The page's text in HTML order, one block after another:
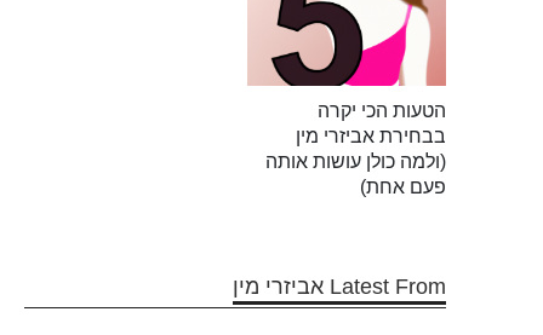
הטעות הכי יקרה
בבחירת אביזרי מין
(ולמה כולן עושות אותה
פעם אחת)
Latest From אביזרי מין